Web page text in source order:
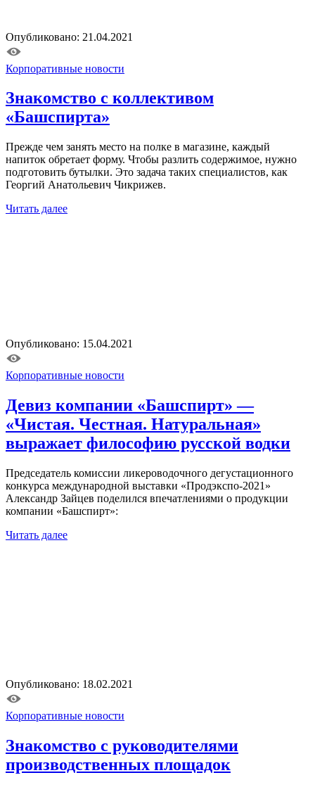
Опубликовано: 21.04.2021
Корпоративные новости
Знакомство с коллективом
«Башспирта»
Прежде чем занять место на полке в магазине, каждый
напиток обретает форму. Чтобы разлить содержимое, нужно
подготовить бутылки. Это задача таких специалистов, как
Георгий Анатольевич Чикрижев.
Читать далее
Опубликовано: 15.04.2021
Корпоративные новости
Девиз компании «Башспирт» —
«Чистая. Честная. Натуральная»
выражает философию русской водки
Председатель комиссии ликероводочного дегустационного
конкурса международной выставки «Продэкспо-2021»
Александр Зайцев поделился впечатлениями о продукции
компании «Башспирт»:
Читать далее
Опубликовано: 18.02.2021
Корпоративные новости
Знакомство с руководителями
производственных площадок